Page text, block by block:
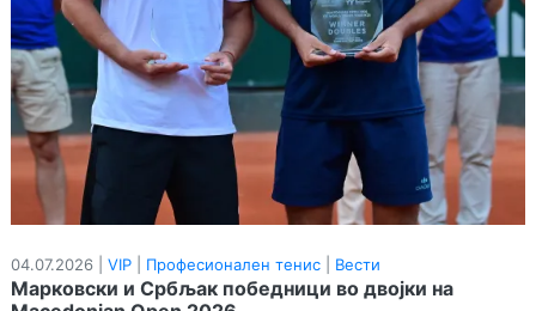
04.07.2026 | VIP Професионален тенис Вести
Марковски и Србљак победници во двојки на